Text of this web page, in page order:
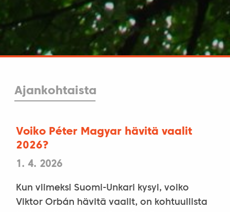
Ajankohtaista
Voiko Péter Magyar hävitä vaalit
2026?
1. 4. 2026
Kun viimeksi Suomi-Unkari kysyi, voiko
Viktor Orbán hävitä vaalit, on kohtuullista